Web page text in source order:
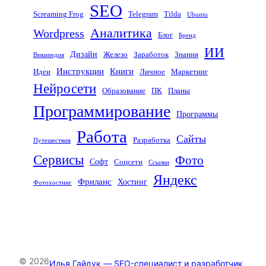
Screaming Frog SEO Telegram Tilda Ubuntu
Wordpress Аналитика Блог Бренд
Википедия Дизайн Железо Заработок Знания ИИ
Идеи Инструкции Книги Личное Маркетинг
Нейросети Образование ПК Планы
Программирование Программы
Путешествия Работа Разработка Сайты
Сервисы Софт Соцсети Ссылки Фото
Фотохостинг Фриланс Хостинг Яндекс
© 2026Илья Гайдук — SEO-специалист и разработчик